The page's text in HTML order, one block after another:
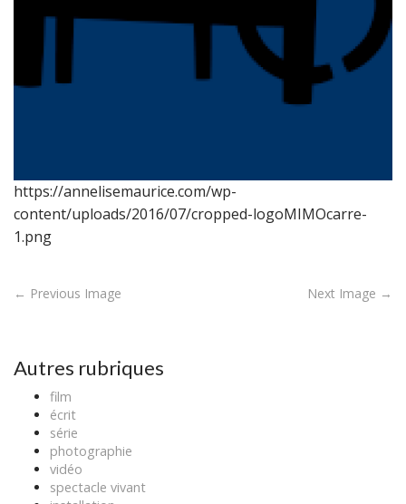
https://annelisemaurice.com/wp-
content/uploads/2016/07/cropped-logoMIMOcarre-
1.png
P
t
← Previous Image Next Image →
Autres rubriques
film
écrit
série
photographie
vidéo
spectacle vivant